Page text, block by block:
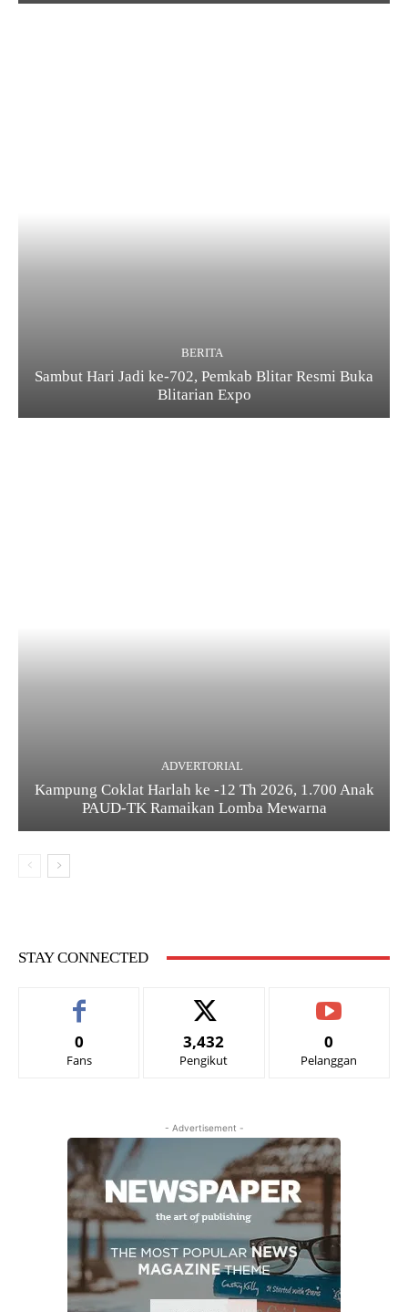
BERITA
Sambut Hari Jadi ke-702, Pemkab Blitar Resmi Buka
Blitarian Expo
ADVERTORIAL
Kampung Coklat Harlah ke -12 Th 2026, 1.700 Anak
PAUD-TK Ramaikan Lomba Mewarna
STAY CONNECTED
0
Fans
3,432
Pengikut
0
Pelanggan
- Advertisement -